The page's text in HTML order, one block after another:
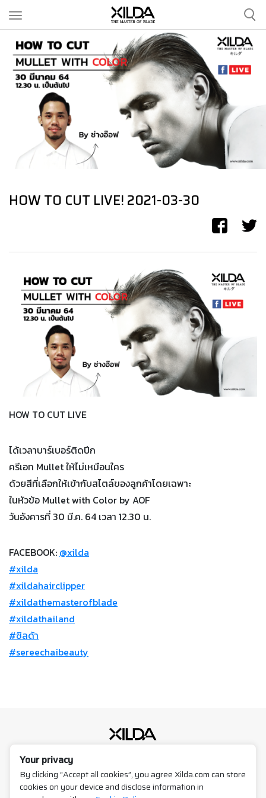
CLIPPERS
SCISSORS
ACCESSORIES
TH EN
HOW TO CUT LIVE! 2021-03-30
HOW TO CUT LIVE
ได้เวลาบาร์เบอร์ติดปีก
ครีเอท Mullet ให้ไม่เหมือนใคร
ด้วยสีที่เลือกให้เข้ากับสไตล์ของลูกค้าโดยเฉพาะ
ในหัวข้อ Mullet with Color by AOF
วันอังคารที่ 30 มี.ค. 64 เวลา 12.30 น.
FACEBOOK: @xilda
#xilda
#xildahairclipper
#xildathemasterofblade
#xildathailand
#ซิลด้า
#sereechaibeauty
Ratchathewi, Bangkok 10400,
Thailand
Your privacy
By clicking “Accept all cookies”, you agree Xilda.com can store
cookies on your device and disclose information in